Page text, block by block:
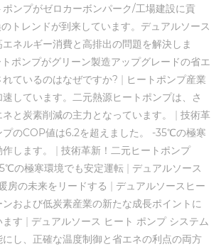
ンプがゼロカーボンパーク/工場建設に貢
トレンドが到来しています。デュアルソース
ネルギー消費と高排出の問題を解決しま
ポンプがグリーン製造アップグレードの省エ
ているのはなぜですか? | ヒートポンプ産業
しています。二元熱源ヒートポンプは、さ
と炭素削減の主力となっています。
| 技術革
プのCOP値は6.2を超えました。 -35℃の極寒
します。
| 技術革新！二元ヒートポンプ
の極寒環境でも安定運転 | デュアルソース
房の未来をリードする | デュアルソースヒー
ンおよび低炭素産業の新たな成長ポイントに
ます | デュアルソース ヒート ポンプ システム
し、正確な温度制御と省エネの利点の両方